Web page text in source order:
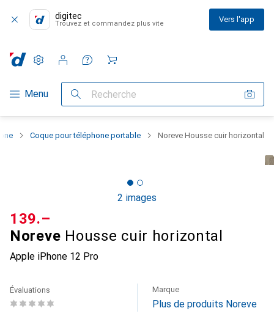
digitec
Trouvez et commandez plus vite Vers l'app
Navigation par catégorie
Menu Recherche
Paramètres
Compte client
Listes de comparaison
Listes d'envies
Panier
Coque pour téléphone portable Noreve Housse cuir horizontal
2 images
Noreve Housse cuir horizontal
Apple iPhone 12 Pro
CHF
139.–
Évaluations Marque
Plus de produits Noreve